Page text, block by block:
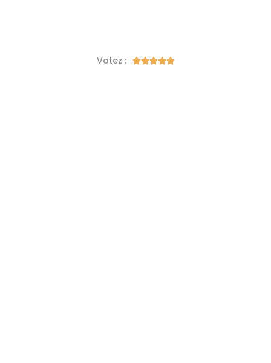
Votez : 